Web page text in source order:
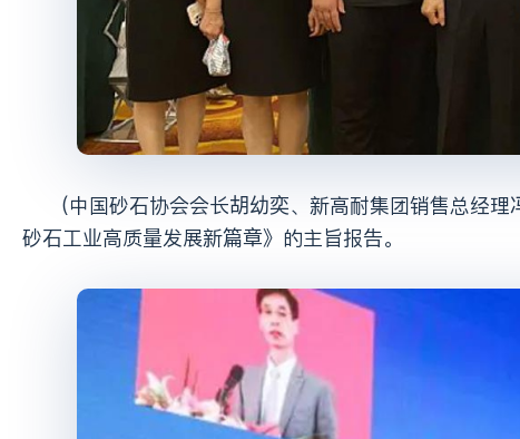
(中国砂石协会会长胡幼奕、新高耐集团销售总经理冯云朋)中国砂石协会会长胡幼奕作题为《绿色创新 低碳发展 谱写
砂石工业高质量发展新篇章》的主旨报告。